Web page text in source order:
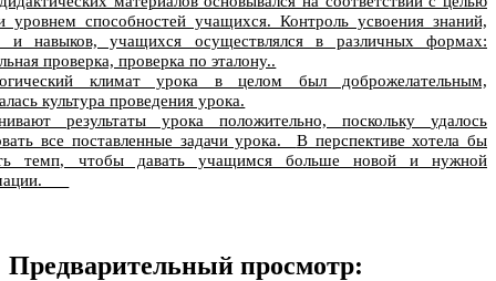
уровнем способностей учащихся. Контроль усвоения знаний,
и навыков, учащихся осуществлялся в различных формах:
проверка, проверка по эталону..
климат урока в целом был доброжелательным,
культура проведения урока.
результаты урока положительно, поскольку удалось
все поставленные задачи урока. В перспективе хотела бы
темп, чтобы давать учащимся больше новой и нужной
Предварительный просмотр: